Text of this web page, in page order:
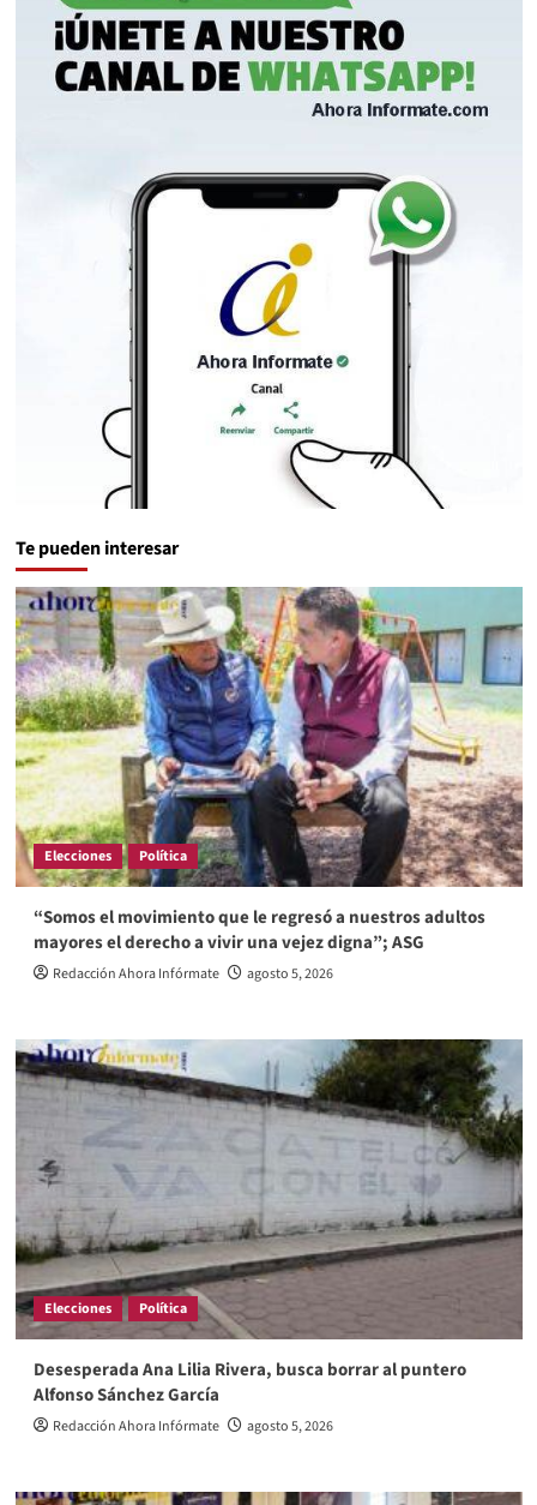
Te pueden interesar
Elecciones Política
“Somos el movimiento que le regresó a nuestros adultos
mayores el derecho a vivir una vejez digna”; ASG
Redacción Ahora Infórmate agosto 5, 2026
Elecciones Política
Desesperada Ana Lilia Rivera, busca borrar al puntero
Alfonso Sánchez García
Redacción Ahora Infórmate agosto 5, 2026